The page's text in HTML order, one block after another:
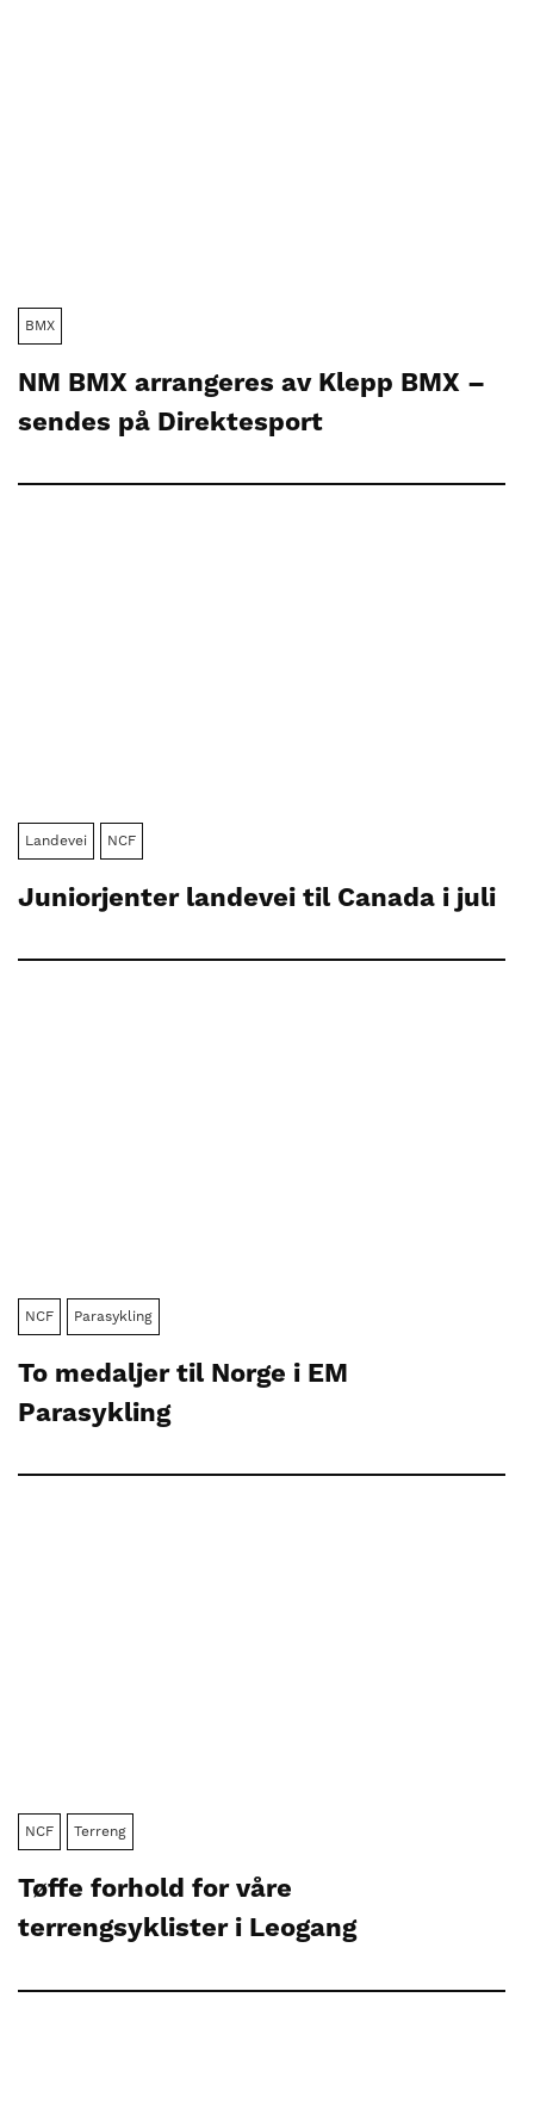
BMX
NM BMX arrangeres av Klepp BMX –
sendes på Direktesport
Landevei NCF
Juniorjenter landevei til Canada i juli
NCF Parasykling
To medaljer til Norge i EM
Parasykling
NCF Terreng
Tøffe forhold for våre
terrengsyklister i Leogang